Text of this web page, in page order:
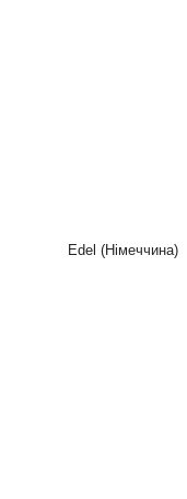
Edel (Німеччина)